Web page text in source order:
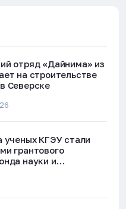
отряд «Дайнима» из
на строительстве
Северске
ученых КГЭУ стали
грантового
науки и